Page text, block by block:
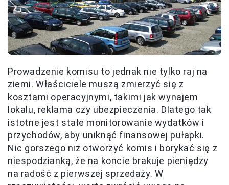
Prowadzenie komisu to jednak nie tylko raj na
ziemi. Właściciele muszą zmierzyć się z
kosztami operacyjnymi, takimi jak wynajem
lokalu, reklama czy ubezpieczenia. Dlatego tak
istotne jest stałe monitorowanie wydatków i
przychodów, aby uniknąć finansowej pułapki.
Nic gorszego niż otworzyć komis i borykać się z
niespodzianką, że na koncie brakuje pieniędzy
na radość z pierwszej sprzedaży. W